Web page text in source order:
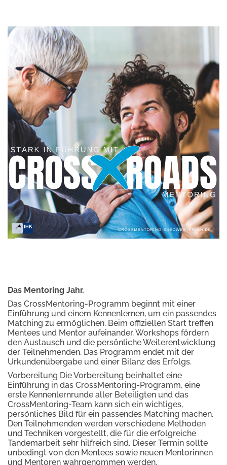
Das Mentoring Jahr.
Das CrossMentoring-Programm beginnt mit einer
Einführung und einem Kennenlernen, um ein passendes
Matching zu ermöglichen. Beim offiziellen Start treffen
Mentees und Mentor aufeinander. Workshops fördern
den Austausch und die persönliche Weiterentwicklung
der Teilnehmenden. Das Programm endet mit der
Urkundenübergabe und einer Bilanz des Erfolgs.
Vorbereitung Die Vorbereitung beinhaltet eine
Einführung in das CrossMentoring-Programm, eine
erste Kennenlernrunde aller Beteiligten und das
CrossMentoring-Team kann sich ein wichtiges,
persönliches Bild für ein passendes Matching machen.
Den Teilnehmenden werden verschiedene Methoden
und Techniken vorgestellt, die für die erfolgreiche
Tandemarbeit sehr hilfreich sind. Dieser Termin sollte
unbedingt von den Mentees sowie neuen Mentorinnen
und Mentoren wahrgenommen werden.